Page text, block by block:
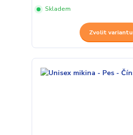
Skladem
Zvolit variantu